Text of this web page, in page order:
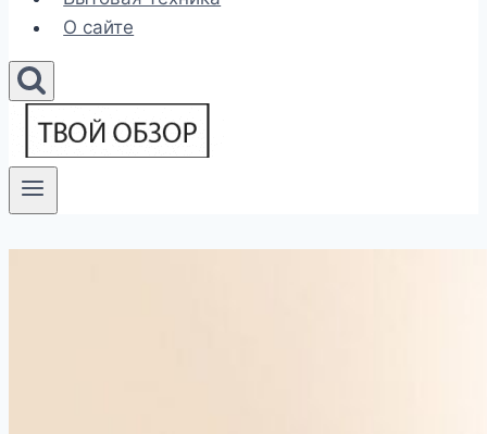
О сайте